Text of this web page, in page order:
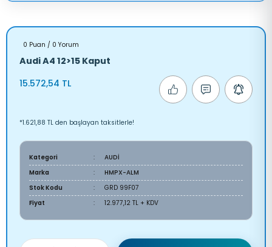
0 Puan / 0 Yorum
Audi A4 12>15 Kaput
15.572,54 TL
*1.621,88 TL den başlayan taksitlerle!
Kategori
AUDİ
Marka
HMPX-ALM
Stok Kodu
GRD 99F07
Fiyat
12.977,12 TL + KDV